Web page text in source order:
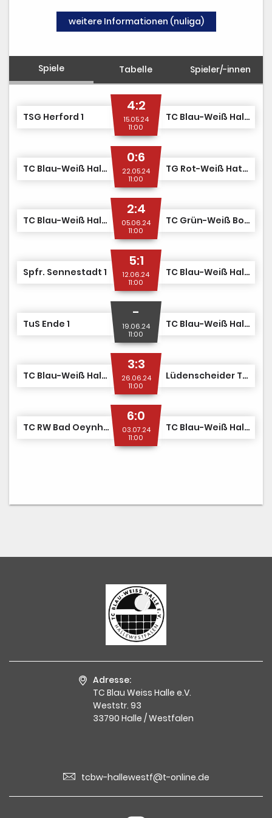
weitere Informationen (nuliga)
Spiele Tabelle Spieler/-innen
TSG Herford 1
4:2
15.05.24
11:00
TC Blau-Weiß Halle 1
TC Blau-Weiß Halle 1
0:6
22.05.24
11:00
TG Rot-Weiß Hattingen 1
TC Blau-Weiß Halle 1
2:4
05.06.24
11:00
TC Grün-Weiß Bochum 1
Spfr. Sennestadt 1
5:1
12.06.24
11:00
TC Blau-Weiß Halle 1
TuS Ende 1
-
19.06.24
11:00
TC Blau-Weiß Halle 1
TC Blau-Weiß Halle 1
3:3
26.06.24
11:00
Lüdenscheider TV 1899 1
TC RW Bad Oeynhausen 1
6:0
03.07.24
11:00
TC Blau-Weiß Halle 1
Adresse:
TC Blau Weiss Halle e.V.
Weststr. 93
33790 Halle / Westfalen
tcbw-hallewestf@t-online.de